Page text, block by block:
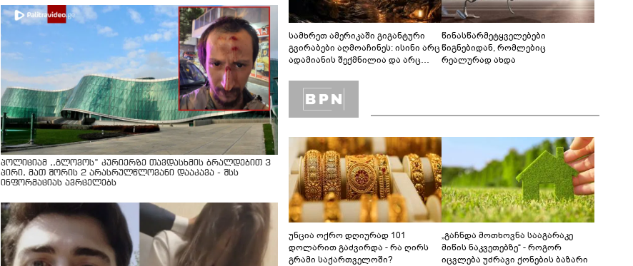
პოლიციამ ,,გლოვოს” კურიერზე თავდასხმის ბრალდებით 3
პირი, მათ შორის 2 არასრულწლოვანი დააკავა - შსს
ინფორმაციას ავრცელებს
სამხრეთ ამერიკაში გიგანტური
გვირაბები აღმოაჩინეს: ისინი არც
ადამიანის შექმნილია და არც
ლაბირინთები?
წინასწარმეტყველებები
წიგნებიდან, რომლებიც
რეალურად ახდა
უნცია ოქრო დღიურად 101
დოლარით გაძვირდა - რა ღირს
გრამი საქართველოში?
„გაჩნდა მოთხოვნა სააგარაკე
მიწის ნაკვეთებზე“ - როგორ
იცვლება უძრავი ქონების ბაზარი